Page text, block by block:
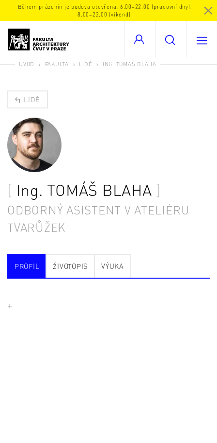
Během prázdnin je budova otevřena: 6.00–22.00 (pracovní dny),
8.00–22.00 (víkend).
ÚVOD FAKULTA LIDÉ ING. TOMÁŠ BLAHA
LIDÉ
Ing. TOMÁŠ BLAHA
ODBORNÝ ASISTENT V ATELIÉRU
TVARŮŽEK
PROFIL ŽIVOTOPIS VÝUKA
+